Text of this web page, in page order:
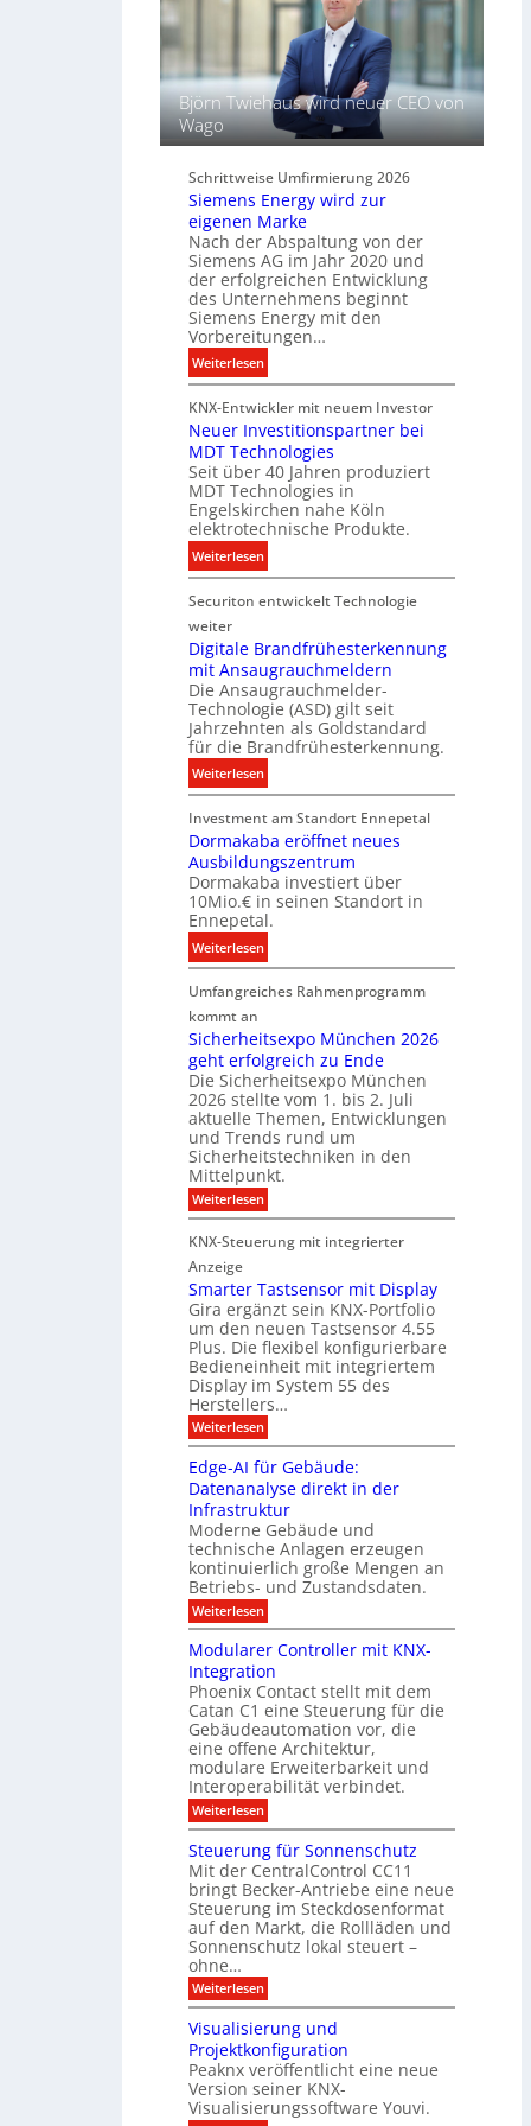
h
t
u
d
B
e
l
e
u
c
h
t
u
n
g
s
t
e
c
h
n
i
k
l
f
ü
r
i
g
i
t
a
l
e
P
r
o
d
u
k
t
d
a
t
e
Björn Twiehaus wird neuer CEO von
Wago
Schrittweise Umfirmierung 2026
Siemens Energy wird zur
eigenen Marke
Nach der Abspaltung von der
Siemens AG im Jahr 2020 und
der erfolgreichen Entwicklung
des Unternehmens beginnt
Siemens Energy mit den
Vorbereitungen…
Weiterlesen:
S
i
e
m
e
n
s
E
n
r
y
w
i
r
d
u
r
e
i
g
e
n
e
n
M
r
k
e
KNX-Entwickler mit neuem Investor
Neuer Investitionspartner bei
MDT Technologies
Seit über 40 Jahren produziert
MDT Technologies in
Engelskirchen nahe Köln
elektrotechnische Produkte.
Weiterlesen:
N
e
e
r
I
n
v
e
s
t
i
t
i
o
n
s
p
a
n
e
r
b
e
i
M
D
T
c
h
n
o
l
o
g
e
s
Securiton entwickelt Technologie
weiter
Digitale Brandfrühesterkennung
mit Ansaugrauchmeldern
Die Ansaugrauchmelder-
Technologie (ASD) gilt seit
Jahrzehnten als Goldstandard
für die Brandfrühesterkennung.
Weiterlesen:
D
i
g
i
t
a
l
e
B
r
n
d
f
r
ü
h
e
s
t
e
k
e
n
n
u
n
g
m
i
t
A
n
s
a
g
r
a
u
c
h
m
e
l
d
e
r
n
Investment am Standort Ennepetal
Dormakaba eröffnet neues
Ausbildungszentrum
Dormakaba investiert über
10Mio.€ in seinen Standort in
Ennepetal.
Weiterlesen:
D
o
m
a
k
a
b
a
e
r
ö
f
n
e
t
n
e
u
e
s
A
u
s
b
i
l
d
u
n
g
s
z
e
n
t
r
u
m
Umfangreiches Rahmenprogramm
kommt an
Sicherheitsexpo München 2026
geht erfolgreich zu Ende
Die Sicherheitsexpo München
2026 stellte vom 1. bis 2. Juli
aktuelle Themen, Entwicklungen
und Trends rund um
Sicherheitstechniken in den
Mittelpunkt.
Weiterlesen:
S
c
e
r
h
e
i
t
s
e
x
p
o
M
ü
n
c
h
e
n
2
0
2
6
g
h
t
e
r
f
o
l
g
r
e
i
c
h
z
u
E
n
e
KNX-Steuerung mit integrierter
Anzeige
Smarter Tastsensor mit Display
Gira ergänzt sein KNX-Portfolio
um den neuen Tastsensor 4.55
Plus. Die flexibel konfigurierbare
Bedieneinheit mit integriertem
Display im System 55 des
Herstellers…
Weiterlesen:
S
m
a
r
t
e
r
T
a
s
t
s
n
s
o
r
m
i
t
D
i
s
p
a
y
Edge-AI für Gebäude:
Datenanalyse direkt in der
Infrastruktur
Moderne Gebäude und
technische Anlagen erzeugen
kontinuierlich große Mengen an
Betriebs- und Zustandsdaten.
Weiterlesen:
E
g
e
-
A
I
f
ü
r
G
e
b
u
d
e
:
D
a
t
e
n
a
n
a
l
y
s
e
Modularer Controller mit KNX-
Integration
Phoenix Contact stellt mit dem
Catan C1 eine Steuerung für die
Gebäudeautomation vor, die
eine offene Architektur,
modulare Erweiterbarkeit und
Interoperabilität verbindet.
Weiterlesen:
M
d
u
l
a
r
e
r
C
o
n
t
o
l
l
e
Steuerung für Sonnenschutz
Mit der CentralControl CC11
bringt Becker-Antriebe eine neue
Steuerung im Steckdosenformat
auf den Markt, die Rollläden und
Sonnenschutz lokal steuert –
ohne…
Weiterlesen:
S
e
u
e
r
u
n
Visualisierung und
Projektkonfiguration
Peaknx veröffentlicht eine neue
Version seiner KNX-
Visualisierungssoftware Youvi.